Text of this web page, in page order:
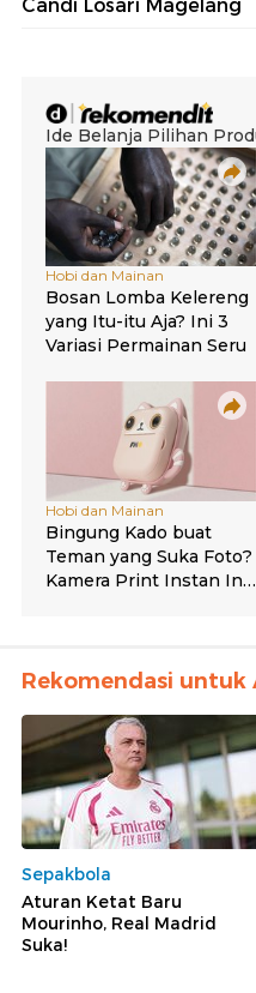
Candi Losari Magelang
Rekomendasi untuk
Sepakbola
Aturan Ketat Baru
Mourinho, Real Madrid
Suka!